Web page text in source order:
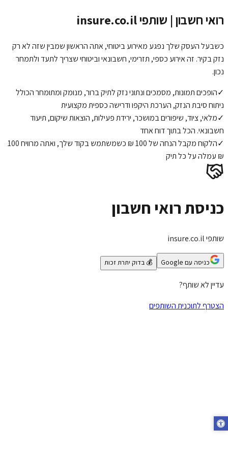
רואי חשבון | שותפי insure.co.il
כשבעל העסק שלך נפגע מאירוע ביטוחי, אתה הראשון שמבין שזה לא רק
נזק בקיר. זה אירוע כספי, תזרימי, חשבונאי וביטוחי שצריך לתעד ולתמחר
נכון.
✓הופכים תמונות, מסמכים ונתוני נזק לתיק ברור, מנומק ומתומחר הכולל
ניתוח סיבת הנזק, הערכת היקפו ודרישה כספית מקצועית
✓מלאי, ציוד, שיפורים במושכר, ירידת פעילות, הוצאות שיקום, תיעוד
חשבונאי. הכל בתוך דוח אחד
✓
הלקוח מקבל הנחה של 100 ₪ כשמשתמש בקוד שלך, ואתה מרוויח 100
₪ עמלה על כל תיק
כניסת רואי חשבון
שותפי insure.co.il
כניסה עם Google 💰 בדוק יתרת זכות
עדיין לא שותף?
הצטרף לתוכנית השותפים